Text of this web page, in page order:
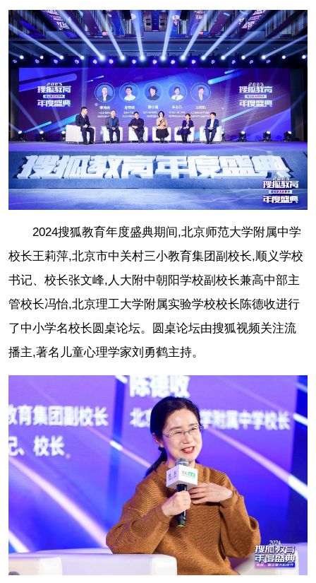
2024搜狐教育年度盛典期间,北京师范大学附属中学
校长王莉萍,北京市中关村三小教育集团副校长,顺义学校
书记、校长张文峰,人大附中朝阳学校副校长兼高中部主
管校长冯怡,北京理工大学附属实验学校校长陈德收进行
了中小学名校长圆桌论坛。圆桌论坛由搜狐视频关注流
播主,著名儿童心理学家刘勇鹤主持。